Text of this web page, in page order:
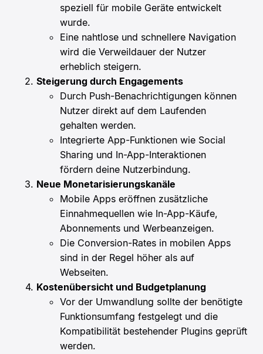
speziell für mobile Geräte entwickelt
wurde.
Eine nahtlose und schnellere Navigation
wird die Verweildauer der Nutzer
erheblich steigern.
Steigerung durch Engagements
Durch Push-Benachrichtigungen können
Nutzer direkt auf dem Laufenden
gehalten werden.
Integrierte App-Funktionen wie Social
Sharing und In-App-Interaktionen
fördern deine Nutzerbindung.
Neue Monetarisierungskanäle
Mobile Apps eröffnen zusätzliche
Einnahmequellen wie In-App-Käufe,
Abonnements und Werbeanzeigen.
Die Conversion-Rates in mobilen Apps
sind in der Regel höher als auf
Webseiten.
Kostenübersicht und Budgetplanung
Vor der Umwandlung sollte der benötigte
Funktionsumfang festgelegt und die
Kompatibilität bestehender Plugins geprüft
werden.